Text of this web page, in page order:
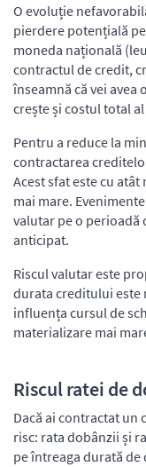
O evoluție
pierdere potențială
moneda națională
contractul de credit,
înseamnă că vei avea
crește și costul total
Pentru a reduce la
contractarea
Acest sfat este cu
mai mare.
valutar pe o perioadă
anticipat.
Riscul valutar este
durata creditului este
influența cursul de
materializare mai
Riscul ratei de
Dacă ai contractat un
risc: rata dobânzii și
pe întreaga durată